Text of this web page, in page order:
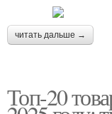
читать дальше →
Топ-20